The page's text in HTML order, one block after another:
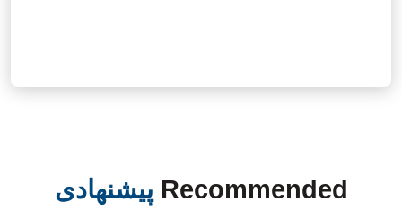
Recommended پیشنهادی